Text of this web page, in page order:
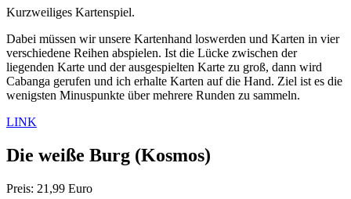
Kurzweiliges Kartenspiel.
Dabei müssen wir unsere Kartenhand loswerden und Karten in vier
verschiedene Reihen abspielen. Ist die Lücke zwischen der
liegenden Karte und der ausgespielten Karte zu groß, dann wird
Cabanga gerufen und ich erhalte Karten auf die Hand. Ziel ist es die
wenigsten Minuspunkte über mehrere Runden zu sammeln.
LINK
Die weiße Burg (Kosmos)
Preis: 21,99 Euro